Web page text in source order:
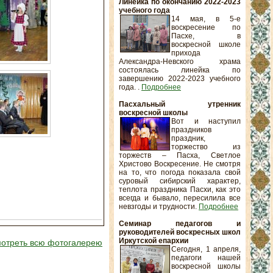
всю фотогалерею
Линейка по окончанию 2022-2023
учебного года
14 мая, в 5-е
воскресение по
Пасхе, в
воскресной школе
прихода
Александра-Невского храма
состоялась линейка по
завершению 2022-2023 учебного
года. . Подробнее
Пасхальный утренник
воскресной школы
Вот и наступил
праздников
праздник,
торжество из
торжеств – Пасха, Светлое
Христово Воскресение. Не смотря
на то, что погода показала свой
суровый сибирский характер,
теплота праздника Пасхи, как это
всегда и бывало, пересилила все
невзгоды и трудности. Подробнее
Семинар педагогов и
руководителей воскресных школ
Иркутской епархии
Сегодня, 1 апреля,
педагоги нашей
воскресной школы